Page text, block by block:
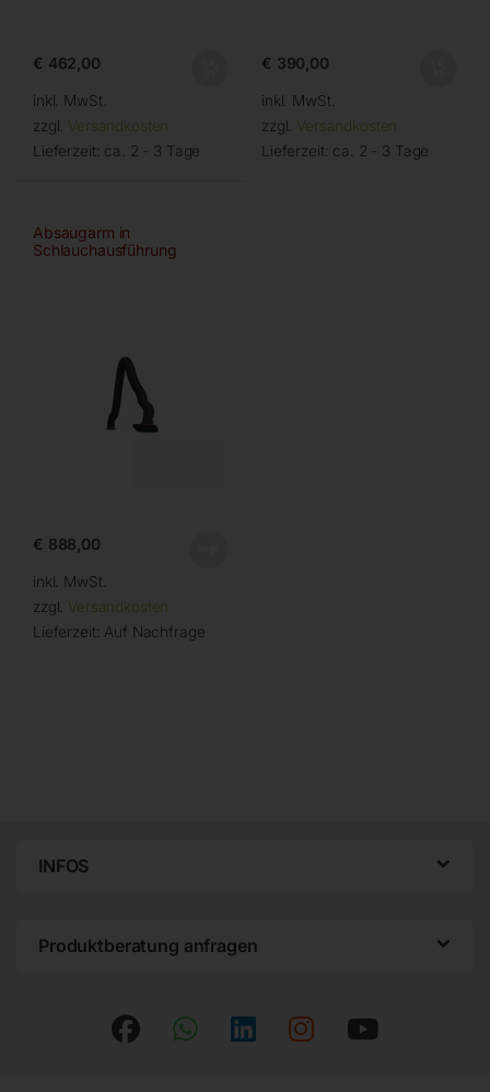
€ 462,00
inkl. MwSt.
zzgl. Versandkosten
Lieferzeit: ca. 2 - 3 Tage
€ 390,00
inkl. MwSt.
zzgl. Versandkosten
Lieferzeit: ca. 2 - 3 Tage
Absaugarm in
Schlauchausführung
€ 888,00
inkl. MwSt.
zzgl. Versandkosten
Lieferzeit: Auf Nachfrage
INFOS
Produktberatung anfragen